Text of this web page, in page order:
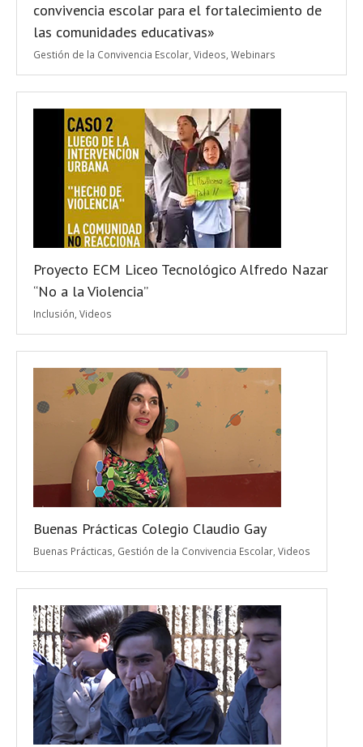
convivencia escolar para el fortalecimiento de
las comunidades educativas»
Gestión de la Convivencia Escolar Videos Webinars
Proyecto ECM Liceo Tecnológico Alfredo Nazar
“No a la Violencia”
Inclusión Videos
Buenas Prácticas Colegio Claudio Gay
Buenas Prácticas Gestión de la Convivencia Escolar Videos